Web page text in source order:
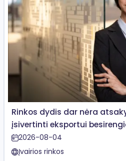
Rinkos dydis dar nėra
įsivertinti eksportui
įmonės
2026-08-04
Įvairios rinkos